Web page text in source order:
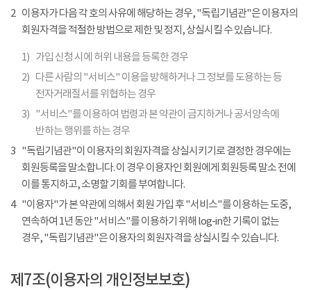
2 이용자가 다음 각 호의 사유에 해당하는 경우, "독립기념관"은 이용자의
회원자격을 적절한 방법으로 제한 및 정지, 상실시킬 수 있습니다.
1) 가입 신청 시에 허위 내용을 등록한 경우
2) 다른 사람의 "서비스" 이용을 방해하거나 그 정보를 도용하는 등
전자거래질서를 위협하는 경우
3) "서비스"를 이용하여 법령과 본 약관이 금지하거나 공서양속에
반하는 행위를 하는 경우
3 "독립기념관"이 이용자의 회원자격을 상실시키기로 결정한 경우에는
회원등록을 말소합니다. 이 경우 이용자인 회원에게 회원등록 말소 전에
이를 통지하고, 소명할 기회를 부여합니다.
4
"이용자"가 본 약관에 의해서 회원 가입 후 "서비스"를 이용하는 도중,
연속하여 1년 동안 "서비스"를 이용하기 위해 log-in한 기록이 없는
경우, "독립기념관"은 이용자의 회원자격을 상실시킬 수 있습니다.
제7조(이용자의 개인정보보호)